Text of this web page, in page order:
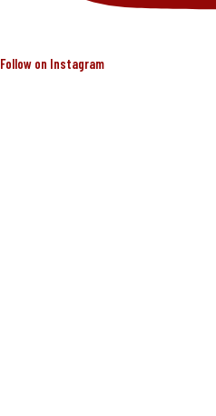
Follow on Instagram